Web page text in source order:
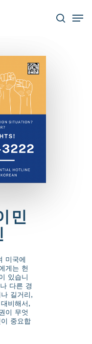
search
민
미국에
게는 헌
있습니
다른 경
길거리,
비해서,
이 무엇
중요합